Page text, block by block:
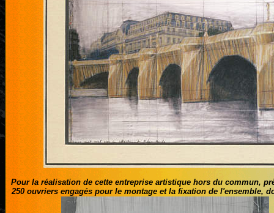
Pour la réalisation de cette entreprise artistique hors du commun,
250 ouvriers engagés pour le montage et la fixation de l'ensemble,